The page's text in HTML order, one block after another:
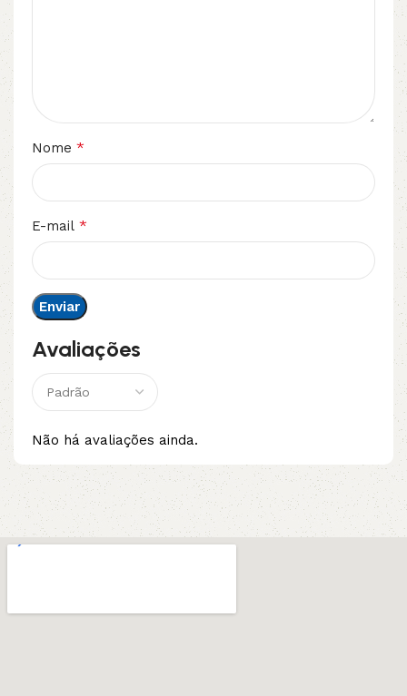
Avaliações
Não há avaliações ainda.
Nome *
E-mail *